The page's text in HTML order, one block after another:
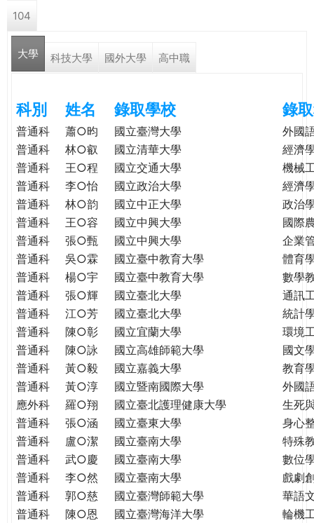
際．
格。
民。
WAGOR
TODAY
THE
WORLD
TOMORROW
PUTTING
YOU
ON
THE
PATH
e
h
r
e
104
大學 科技大學 國外大學 高中職
科別 姓名 錄取學校 錄
普通科 蕭○昀 國立臺灣大學
外國
普通科
林○叡 國立清華大學
經濟
普通科
王○程 國立交通大學
機械
普通科
李○怡 國立政治大學
經濟
普通科
林○韵 國立中正大學
政治
普通科
王○容 國立中興大學
國際
普通科
張○甄 國立中興大學
企業
普通科
吳○霖 國立臺中教育大學
體育
普通科
楊○宇 國立臺中教育大學
數學
普通科
張○輝 國立臺北大學
通訊
普通科
江○芳 國立臺北大學
統計
普通科
陳○彰 國立宜蘭大學
環境
普通科
陳○詠 國立高雄師範大學
國文
普通科
黃○毅 國立嘉義大學
教育
普通科
黃○淳 國立暨南國際大學
外國
應外科
羅○翔 國立臺北護理健康大學
生死
普通科
張○涵 國立臺東大學
身心
普通科
盧○潔 國立臺南大學
特殊
普通科
武○慶 國立臺南大學
數位
普通科
李○然 國立臺南大學
戲劇
普通科
郭○慈 國立臺灣師範大學
華語
普通科
陳○恩 國立臺灣海洋大學
輪機